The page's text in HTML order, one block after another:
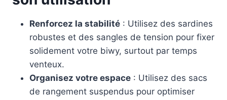
Renforcez la stabilité : Utilisez des sardines
robustes et des sangles de tension pour fixer
solidement votre biwy, surtout par temps
venteux.
Organisez votre espace : Utilisez des sacs
de rangement suspendus pour optimiser